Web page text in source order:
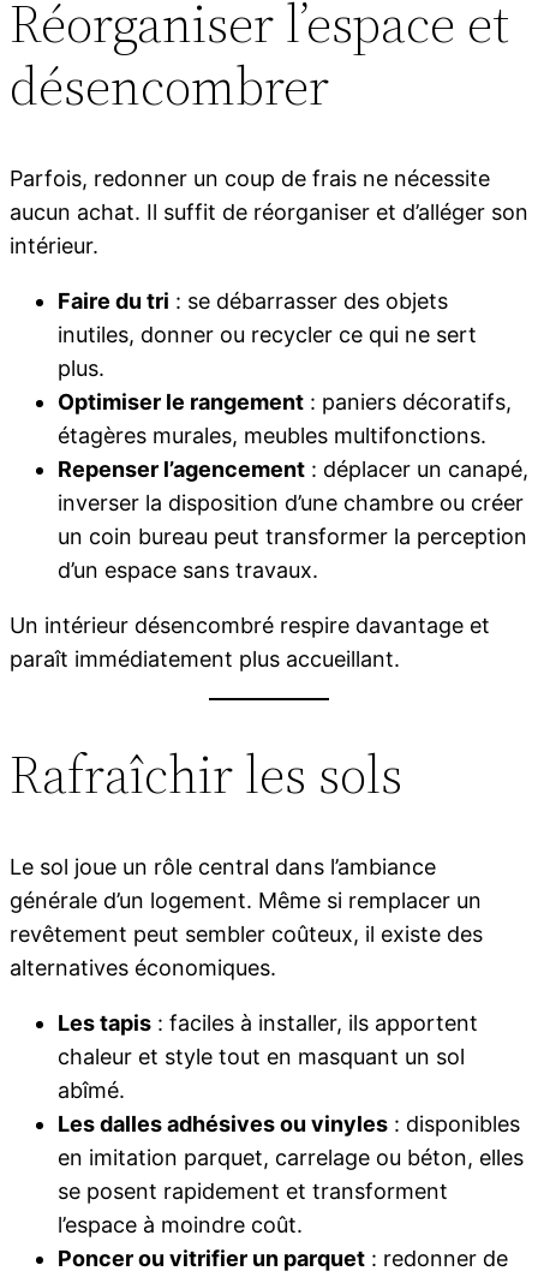
Réorganiser l’espace et
désencombrer
Parfois, redonner un coup de frais ne nécessite
aucun achat. Il suffit de réorganiser et d’alléger son
intérieur.
Faire du tri : se débarrasser des objets
inutiles, donner ou recycler ce qui ne sert
plus.
Optimiser le rangement : paniers décoratifs,
étagères murales, meubles multifonctions.
Repenser l’agencement : déplacer un canapé,
inverser la disposition d’une chambre ou créer
un coin bureau peut transformer la perception
d’un espace sans travaux.
Un intérieur désencombré respire davantage et
paraît immédiatement plus accueillant.
Rafraîchir les sols
Le sol joue un rôle central dans l’ambiance
générale d’un logement. Même si remplacer un
revêtement peut sembler coûteux, il existe des
alternatives économiques.
Les tapis : faciles à installer, ils apportent
chaleur et style tout en masquant un sol
abîmé.
Les dalles adhésives ou vinyles : disponibles
en imitation parquet, carrelage ou béton, elles
se posent rapidement et transforment
l’espace à moindre coût.
Poncer ou vitrifier un parquet : redonner de